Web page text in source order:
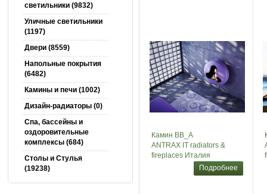
светильники (9832)
Уличные светильники
(1197)
Двери (8559)
Напольные покрытия
(6482)
Камины и печи (1002)
Дизайн-радиаторы (0)
Спа, бассейны и
оздоровительные
комплексы (684)
Столы и Cтулья
(19238)
Камин BB_A
ANTRAX IT radiators &
fireplaces Италия
Подробнее